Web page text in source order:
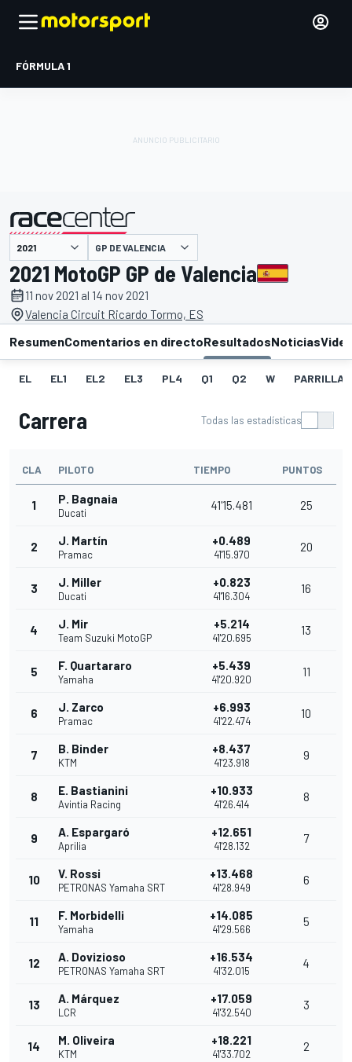
FÓRMULA 1
presentado por GP DE VALENCIA
2021 MotoGP GP de Valencia
11 nov 2021 al 14 nov 2021
Valencia Circuit Ricardo Tormo, ES
ResumenComentarios en directoResultadosNoticias
EL EL1 EL2 EL3 PL4 Q1 Q2 W PARRILLA
Carrera Todas las estadísticas
CLA PILOTO TIEMPO PUNTOS
1 P. Bagnaia
Ducati
41'15.481 25
2 J. Martín
Pramac
+0.489
41'15.970
20
3 J. Miller
Ducati
+0.823
41'16.304
16
4 J. Mir
Team Suzuki MotoGP
+5.214
41'20.695
13
5 F. Quartararo
Yamaha
+5.439
41'20.920
11
6 J. Zarco
Pramac
+6.993
41'22.474
10
7 B. Binder
KTM
+8.437
41'23.918
9
8 E. Bastianini
Avintia Racing
+10.933
41'26.414
8
9 A. Espargaró
Aprilia
+12.651
41'28.132
7
10 V. Rossi
PETRONAS Yamaha SRT
+13.468
41'28.949
6
11 F. Morbidelli
Yamaha
+14.085
41'29.566
5
12 A. Dovizioso
PETRONAS Yamaha SRT
+16.534
41'32.015
4
13 A. Márquez
LCR
+17.059
41'32.540
3
14 M. Oliveira
KTM
+18.221
41'33.702
2